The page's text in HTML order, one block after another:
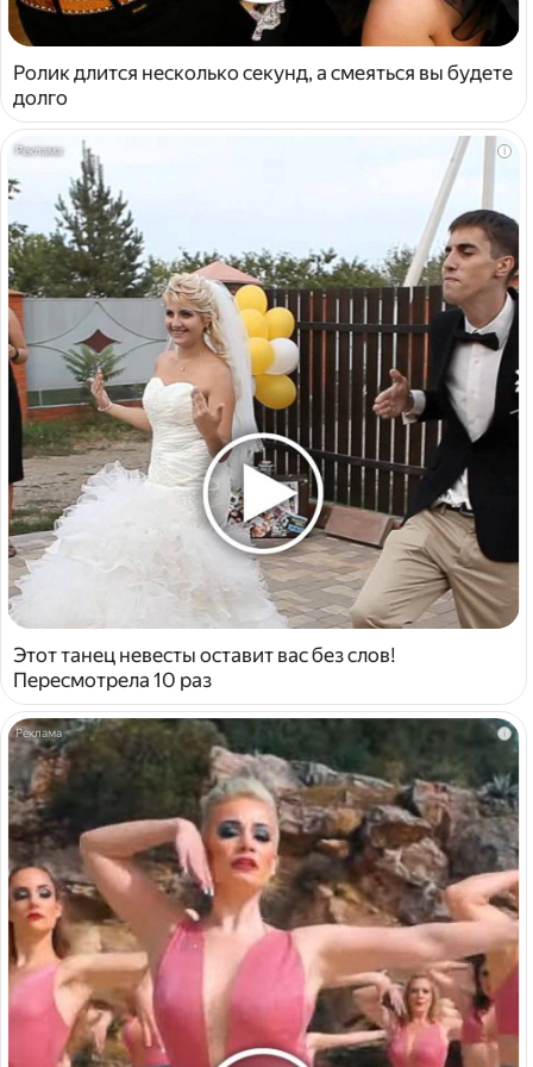
Ролик длится несколько секунд, а смеяться вы будете
долго
i
Этот танец невесты оставит вас без слов!
Пересмотрела 10 раз
i